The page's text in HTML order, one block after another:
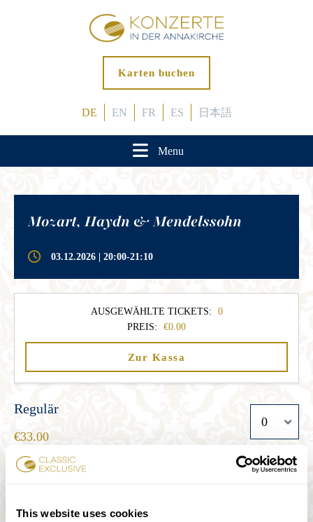
This website uses cookies
Karten buchen
DE EN FR ES 日本語
Menu
Mozart, Haydn & Mendelssohn
03.12.2026 | 20:00-21:10
AUSGEWÄHLTE TICKETS:
0
PREIS:
0.00
Zur Kassa
Regulär
33.00
27.00